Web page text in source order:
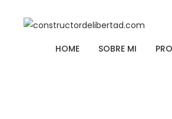
HOME SOBRE MI